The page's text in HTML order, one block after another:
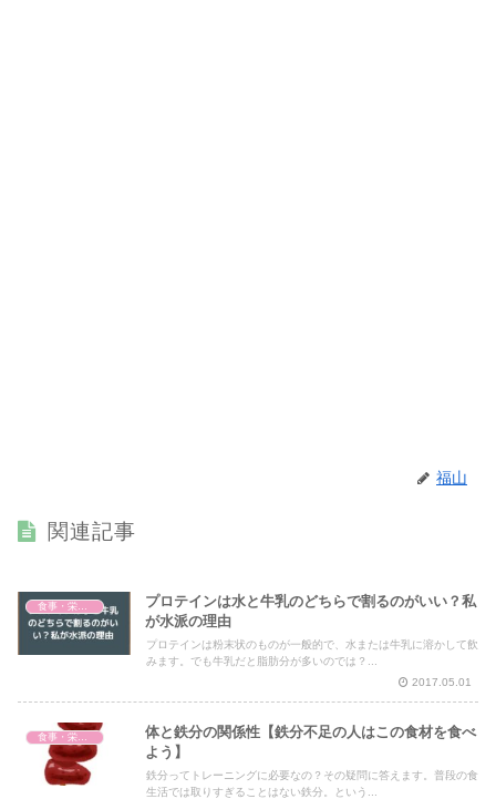
福山
関連記事
プロテインは水と牛乳のどちらで割るのがいい？私
が水派の理由
プロテインは粉末状のものが一般的で、水または牛乳に溶かして飲
みます。でも牛乳だと脂肪分が多いのでは？...
2017.05.01
体と鉄分の関係性【鉄分不足の人はこの食材を食べ
よう】
鉄分ってトレーニングに必要なの？その疑問に答えます。普段の食
生活では取りすぎることはない鉄分。という...